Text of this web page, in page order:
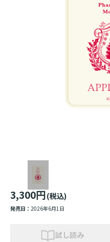
3,300円(税込)
発売日： 2026年6月1日
試し読み